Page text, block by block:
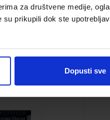
za društvene medije,
prikupili dok ste
Dopusti sve
2: Climate